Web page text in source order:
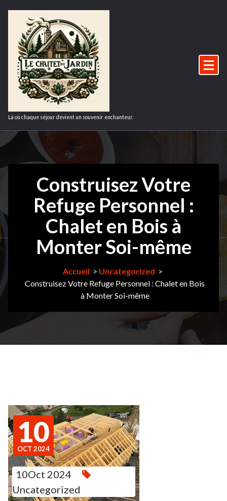
contenu
Là où chaque séjour devient un souvenir enchanteur.
Construisez Votre
Refuge Personnel :
Chalet en Bois à
Monter Soi-même
Accueil > Uncategorized >
Construisez Votre Refuge Personnel : Chalet en Bois
à Monter Soi-même
10
OCT 2024
10Oct 2024
Uncategorized